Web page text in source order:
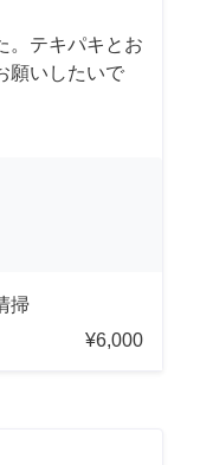
。テキパキとお
願いしたいで
掃
¥6,000